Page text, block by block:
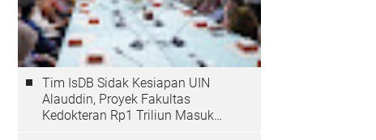
Tim IsDB Sidak Kesiapan UIN
Alauddin, Proyek Fakultas
Kedokteran Rp1 Triliun Masuk